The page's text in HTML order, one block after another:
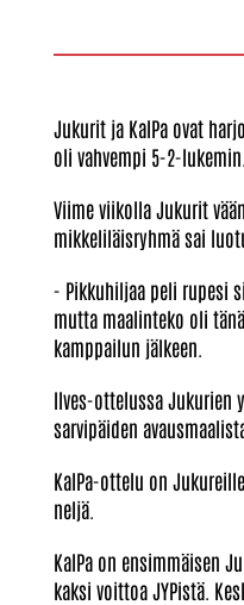
Jukurit ja KalPa ovat
oli vahvempi 5-2-lukemin.
Viime viikolla Jukurit
mikkeliläisryhmä sai
- Pikkuhiljaa peli rupesi
mutta maalinteko oli
kamppailun jälkeen.
Ilves-ottelussa Jukurien
sarvipäiden
KalPa-ottelu on
neljä.
KalPa on ensimmäisen
kaksi voittoa JYPistä.